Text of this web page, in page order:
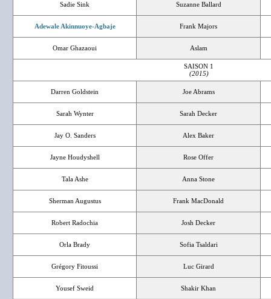
Sadie Sink Suzanne Ballard
Adewale Akinnuoye-Agbaje Frank Majors
Omar Ghazaoui Aslam
SAISON 1
(2015)
Darren Goldstein Joe Abrams
Sarah Wynter Sarah Decker
Jay O. Sanders Alex Baker
Jayne Houdyshell Rose Offer
Tala Ashe Anna Stone
Sherman Augustus Frank MacDonald
Robert Radochia Josh Decker
Orla Brady Sofia Tsaldari
Grégory Fitoussi Luc Girard
Yousef Sweid Shakir Khan